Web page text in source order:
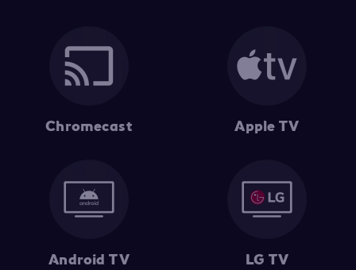
Chromecast Apple TV
Android TV LG TV